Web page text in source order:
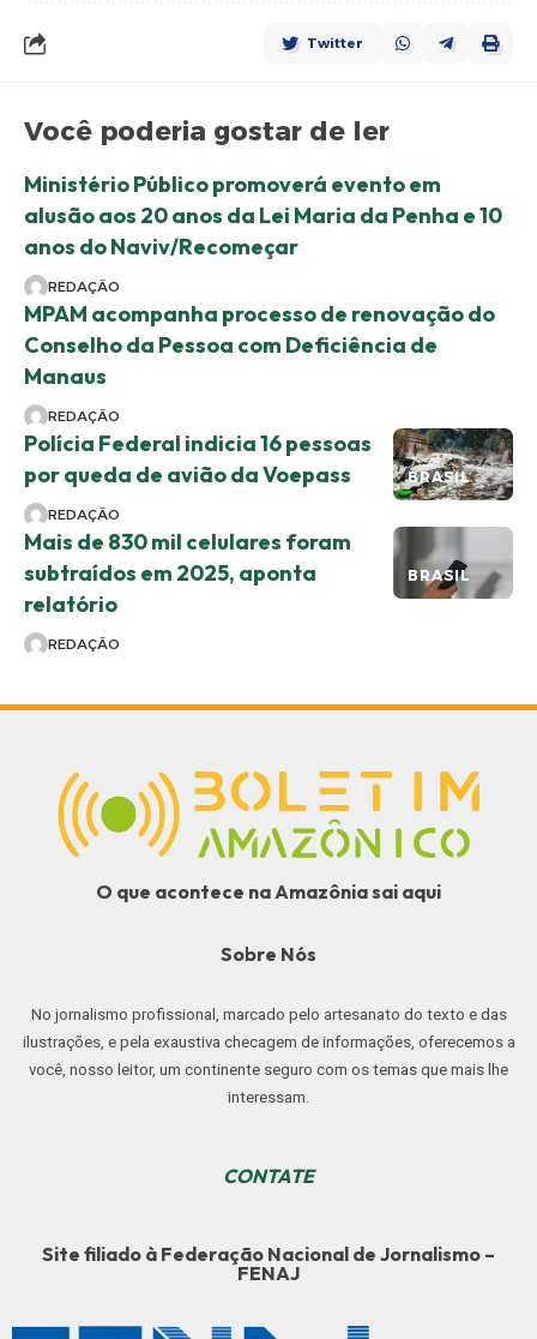
Twitter
Você poderia gostar de ler
Ministério Público promoverá evento em
alusão aos 20 anos da Lei Maria da Penha e 10
anos do Naviv/Recomeçar
REDAÇÃO
MPAM acompanha processo de renovação do
Conselho da Pessoa com Deficiência de
Manaus
REDAÇÃO
BRASIL
Polícia Federal indicia 16 pessoas
por queda de avião da Voepass
REDAÇÃO
BRASIL
Mais de 830 mil celulares foram
subtraídos em 2025, aponta
relatório
REDAÇÃO
O que acontece na Amazônia sai aqui
Sobre Nós
No jornalismo profissional, marcado pelo artesanato do texto e das
ilustrações, e pela exaustiva checagem de informações, oferecemos a
você, nosso leitor, um continente seguro com os temas que mais lhe
interessam.
CONTATE
Site filiado à Federação Nacional de Jornalismo –
FENAJ